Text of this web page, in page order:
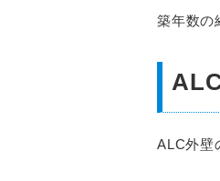
築年数の
ALC外壁